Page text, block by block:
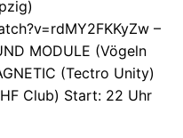
–
MODULE (Vögeln
(Tectro Unity)
Club) Start: 22 Uhr